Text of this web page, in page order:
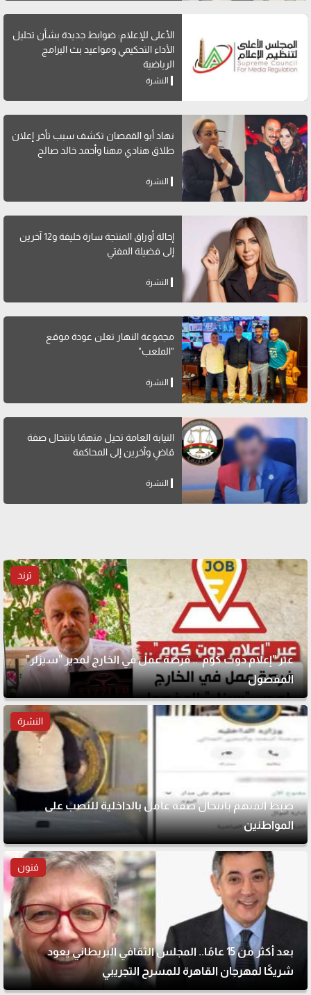
الأعلى للإعلام: ضوابط جديدة بشأن تحليل
الأداء التحكيمي ومواعيد بث البرامج
الرياضية
النشرة
نهاد أبو القمصان تكشف سبب تأخر إعلان
طلاق هنادي مهنا وأحمد خالد صالح
النشرة
إحالة أوراق المنتجة سارة خليفة و12 آخرين
إلى فضيلة المفتي
النشرة
مجموعة النهار تعلن عودة موقع
"الملعب"
النشرة
النيابة العامة تحيل متهمًا بانتحال صفة
قاضٍ وآخرين إلى المحاكمة
النشرة
ترند
عبر "إعلام دوت كوم".. فرصة عمل في الخارج لمدير "سيزلر"
المفصول
النشرة
ضبط المتهم بانتحال صفة عامل بالداخلية للنصب على
المواطنين
فنون
بعد أكثر من 15 عامًا.. المجلس الثقافي البريطاني يعود
شريكًا لمهرجان القاهرة للمسرح التجريبي